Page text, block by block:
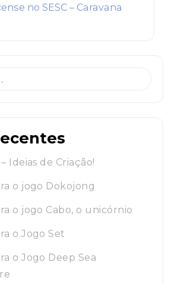
no SESC – Caravana
Ideias de Criação!
o jogo Dokojong
o jogo Cabo, o unicórnio
o Jogo Set
o Jogo Deep Sea